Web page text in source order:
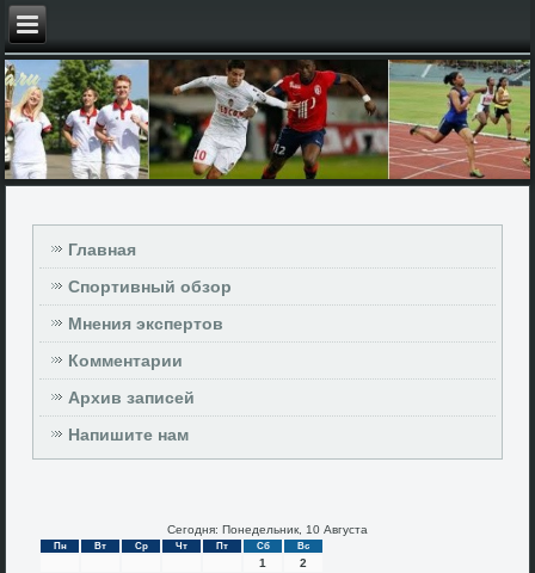
Главная
Спортивный обзор
Мнения экспертов
Комментарии
Архив записей
Напишите нам
Сегодня: Понедельник, 10 Августа
Пн Вт Ср Чт Пт Сб Вс
1
2